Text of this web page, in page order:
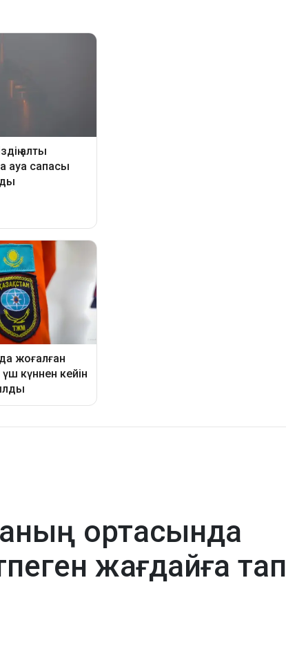
ортасында
жағдайға тап